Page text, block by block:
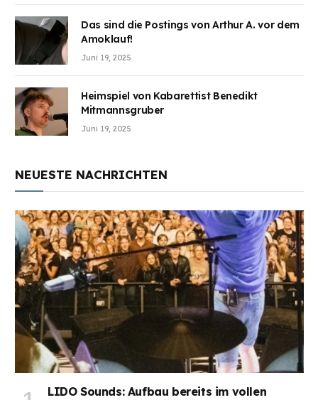
Das sind die Postings von Arthur A. vor dem
Amoklauf!
Juni 19, 2025
Heimspiel von Kabarettist Benedikt
Mitmannsgruber
Juni 19, 2025
NEUESTE NACHRICHTEN
LIDO Sounds: Aufbau bereits im vollen